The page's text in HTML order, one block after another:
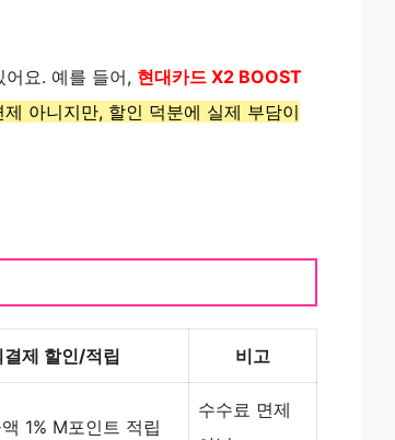
요. 예를 들어, 현대카드 X2 BOOST
제 아니지만, 할인 덕분에 실제 부담이
제 할인/적립 비고
1% M포인트 적립
수수료 면제